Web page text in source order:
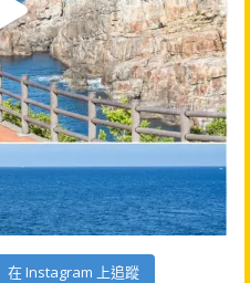
在 Instagram 上追蹤